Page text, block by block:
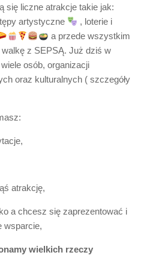
się liczne atrakcje takie jak:
artystyczne
, loterie i
a przede wszystkim
walkę z SEPSĄ. Już dziś w
osób, organizacji
oraz kulturalnych ( szczegóły
atrakcję,
a chcesz się zaprezentować i
wsparcie,
wielkich rzeczy